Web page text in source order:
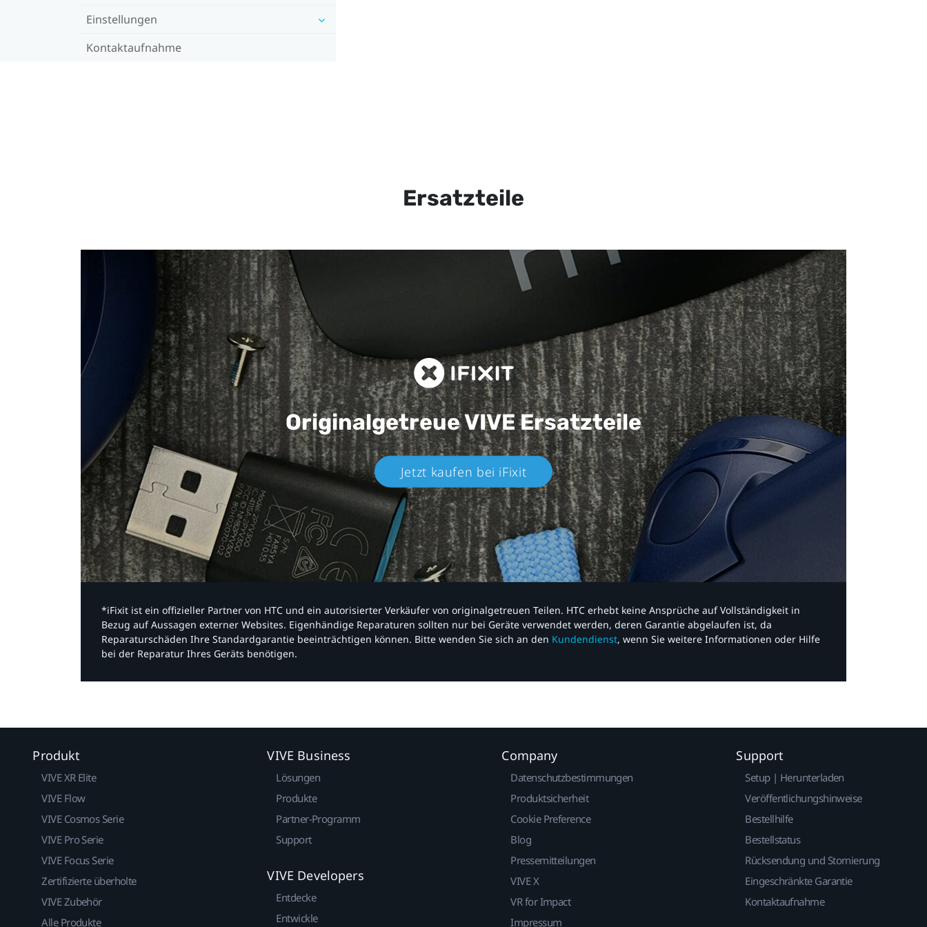
Einstellungen
Kontaktaufnahme
Ersatzteile
Originalgetreue VIVEErsatzteile
Jetzt kaufen bei iFixit​
*iFixit ist ein offizieller Partner von HTC und ein autorisierter Verkäufer von originalgetreuen Teilen. HTC erhebt keine Ansprüche auf Vollständigkeit in
Bezug auf Aussagen externer Websites. Eigenhändige Reparaturen sollten nur bei Geräte verwendet werden, deren Garantie abgelaufen ist, da
Reparaturschäden Ihre Standardgarantie beeinträchtigen können. Bitte wenden Sie sich an den Kundendienst, wenn Sie weitere Informationen oder Hilfe
bei der Reparatur Ihres Geräts benötigen.​
Produkt
VIVE XR Elite
VIVE Flow
VIVE Cosmos Serie
VIVE Pro Serie
VIVE Focus Serie
Zertifizierte überholte
VIVE Zubehör
Alle Produkte
VIVE Business
Lösungen
Produkte
Partner-Programm
Support
VIVE Developers
Entdecke
Entwickle
Company
Datenschutzbestimmungen
Produktsicherheit
Cookie Preference
Blog
Pressemitteilungen
VIVE X
VR for Impact
Impressum
Support
Setup | Herunterladen
Veröffentlichungshinweise
Bestellhilfe
Bestellstatus
Rücksendung und Stornierung
Eingeschränkte Garantie
Kontaktaufnahme